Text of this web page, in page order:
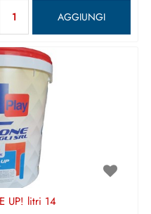
AGGIUNGI
UP! litri 14